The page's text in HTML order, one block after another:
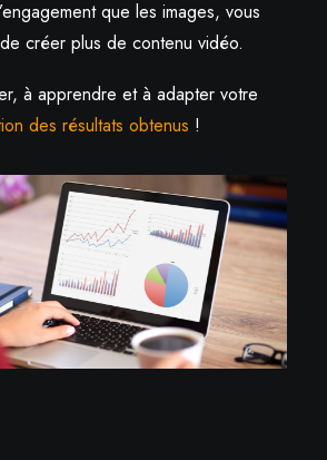
que les images, vous
créer plus de contenu vidéo.
à apprendre et à adapter votre
des résultats obtenus !